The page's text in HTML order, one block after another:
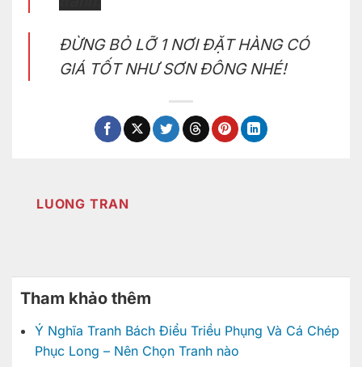
ĐỪNG BỎ LỠ 1 NƠI ĐẶT HÀNG CÓ
GIÁ TỐT NHƯ SƠN ĐÔNG NHÉ!
LUONG TRAN
Tham khảo thêm
Ý Nghĩa Tranh Bách Điểu Triều Phụng Và Cá Chép
Phục Long – Nên Chọn Tranh nào